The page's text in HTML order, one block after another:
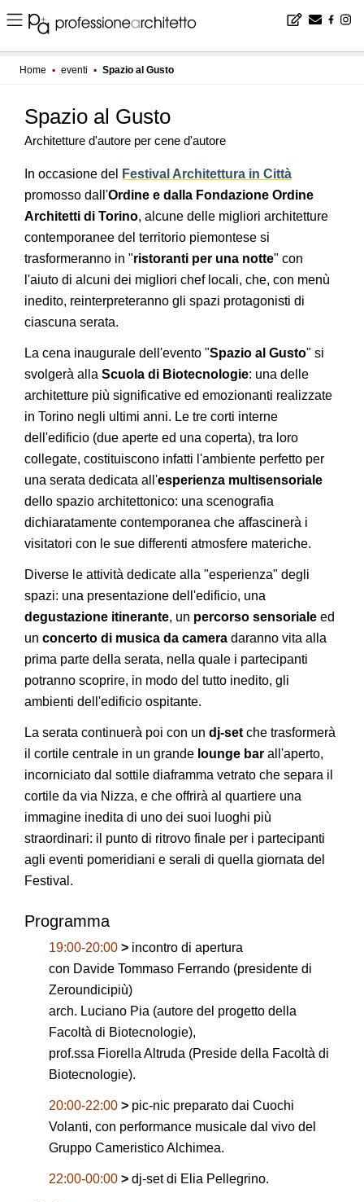
Home ▪ eventi ▪ Spazio al Gusto
Spazio al Gusto
Architetture d'autore per cene d'autore
In occasione del
Festival Architettura in Città
promosso dall'Ordine e dalla Fondazione Ordine
Architetti di Torino, alcune delle migliori architetture
contemporanee del territorio piemontese si
trasformeranno in "ristoranti per una notte" con
l'aiuto di alcuni dei migliori chef locali, che, con menù
inedito, reinterpreteranno gli spazi protagonisti di
ciascuna serata.
La cena inaugurale dell'evento "Spazio al Gusto" si
svolgerà alla Scuola di Biotecnologie: una delle
architetture più significative ed emozionanti realizzate
in Torino negli ultimi anni. Le tre corti interne
dell'edificio (due aperte ed una coperta), tra loro
collegate, costituiscono infatti l'ambiente perfetto per
una serata dedicata all'esperienza multisensoriale
dello spazio architettonico: una scenografia
dichiaratamente contemporanea che affascinerà i
visitatori con le sue differenti atmosfere materiche.
Diverse le attività dedicate alla "esperienza" degli
spazi: una presentazione dell'edificio, una
degustazione itinerante, un percorso sensoriale ed
un concerto di musica da camera daranno vita alla
prima parte della serata, nella quale i partecipanti
potranno scoprire, in modo del tutto inedito, gli
ambienti dell'edificio ospitante.
La serata continuerà poi con un dj-set che trasformerà
il cortile centrale in un grande lounge bar all'aperto,
incorniciato dal sottile diaframma vetrato che separa il
cortile da via Nizza, e che offrirà al quartiere una
immagine inedita di uno dei suoi luoghi più
straordinari: il punto di ritrovo finale per i partecipanti
agli eventi pomeridiani e serali di quella giornata del
Festival.
Programma
19:00-20:00 > incontro di apertura
con Davide Tommaso Ferrando (presidente di
Zeroundicipiù)
arch. Luciano Pia (autore del progetto della
Facoltà di Biotecnologie),
prof.ssa Fiorella Altruda (Preside della Facoltà di
Biotecnologie).
20:00-22:00 > pic-nic preparato dai Cuochi
Volanti, con performance musicale dal vivo del
Gruppo Cameristico Alchimea.
22:00-00:00 > dj-set di Elia Pellegrino.